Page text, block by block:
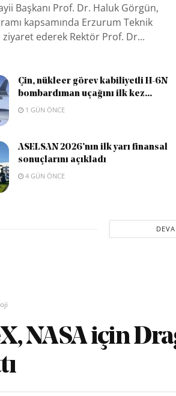
Başkanı Prof. Dr. Haluk Görgün,
kapsamında Erzurum Teknik
ziyaret ederek Rektör Prof. Dr...
Çin, nükleer görev kabiliyetli H-6N
bombardıman uçağını ilk kez...
1 GÜN ÖNCE
ASELSAN 2026’nın ilk yarı finansal
sonuçlarını açıkladı
4 GÜN ÖNCE
NASA için